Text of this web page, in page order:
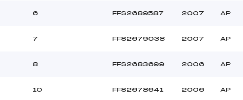
6 FFS2689587 2007 AP
7 FFS2679038 2007 AP
8 FFS2683699 2006 AP
10 FFS2678641 2006 AP